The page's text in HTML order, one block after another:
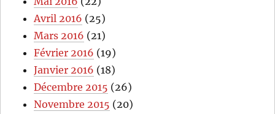
Avril 2016 (25)
Mars 2016 (21)
Février 2016 (19)
Janvier 2016 (18)
Décembre 2015 (26)
Novembre 2015 (20)